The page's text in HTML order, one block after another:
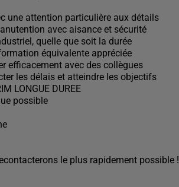
une attention particulière aux détails
avec aisance et sécurité
quelle que soit la durée
équivalente appréciée
efficacement avec des collègues
les délais et atteindre les objectifs
LONGUE DUREE
possible
le plus rapidement possible !